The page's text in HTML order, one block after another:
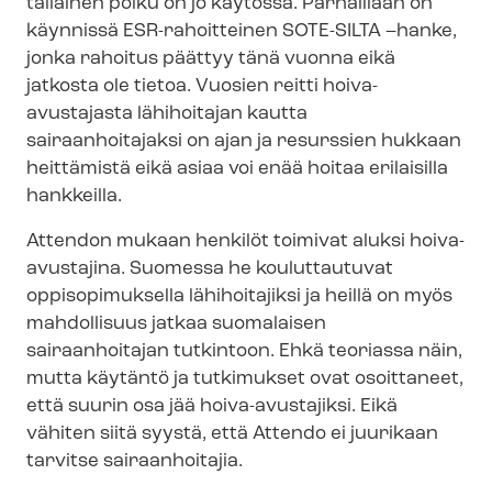
tällainen polku on jo käytössä. Parhaillaan on
käynnissä ESR-rahoitteinen SOTE-SILTA –hanke,
jonka rahoitus päättyy tänä vuonna eikä
jatkosta ole tietoa. Vuosien reitti hoiva-
avustajasta lähihoitajan kautta
sairaanhoitajaksi on ajan ja resurssien hukkaan
heittämistä eikä asiaa voi enää hoitaa erilaisilla
hankkeilla.
Attendon mukaan henkilöt toimivat aluksi hoiva-
avustajina. Suomessa he kouluttautuvat
oppisopimuksella lähihoitajiksi ja heillä on myös
mahdollisuus jatkaa suomalaisen
sairaanhoitajan tutkintoon. Ehkä teoriassa näin,
mutta käytäntö ja tutkimukset ovat osoittaneet,
että suurin osa jää hoiva-avustajiksi. Eikä
vähiten siitä syystä, että Attendo ei juurikaan
tarvitse sairaanhoitajia.